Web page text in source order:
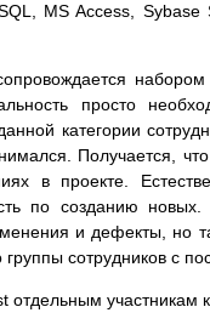
MS Access,
просто
категории
Получается,
в проекте.
по созданию
и дефекты, но
группы сотрудников с
отдельным участникам